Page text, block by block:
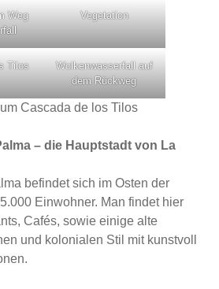
Weg
Vegetation
Tilos
Wolkenwasserfall auf
dem Rückweg
Cascada de los Tilos
– die Hauptstadt von La
befindet sich im Osten der
Einwohner. Man findet hier
Cafés, sowie einige alte
und kolonialen Stil mit kunstvoll